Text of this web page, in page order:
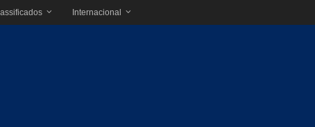
Internacional